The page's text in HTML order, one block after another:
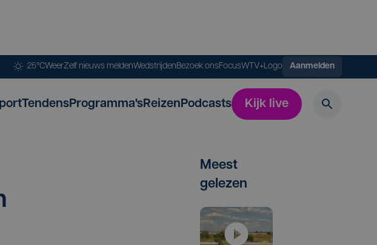
25°CWeerZelf nieuws meldenWedstrijdenBezoek onsFocusWTV+Logo Aanmelden
TendensProgramma'sReizenPodcasts Kijk live
Meest
gelezen